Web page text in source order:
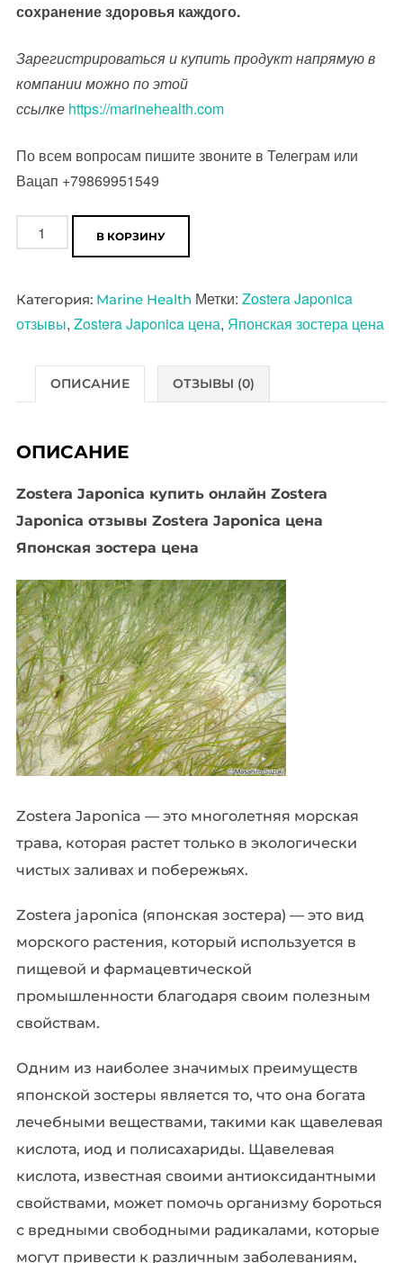
сохранение здоровья каждого.
Зарегистрироваться и купить продукт напрямую в
компании можно по этой
ссылке https://marinehealth.com
По всем вопросам пишите звоните в Телеграм или
Вацап +79869951549
Количество
товара
Japonica
купить
зостера
цена
Japonica
Zostera
Japonica
цена
В КОРЗИНУ
Категория: Marine Health Метки: Zostera Japonica
отзывы, Zostera Japonica цена, Японская зостера цена
ОПИСАНИЕ ОТЗЫВЫ (0)
ОПИСАНИЕ
Zostera Japonica купить онлайн Zostera
Japonica отзывы Zostera Japonica цена
Японская зостера цена
Zostera Japonica — это многолетняя морская
трава, которая растет только в экологически
чистых заливах и побережьях.
Zostera japonica (японская зостера) — это вид
морского растения, который используется в
пищевой и фармацевтической
промышленности благодаря своим полезным
свойствам.
Одним из наиболее значимых преимуществ
японской зостеры является то, что она богата
лечебными веществами, такими как щавелевая
кислота, иод и полисахариды. Щавелевая
кислота, известная своими антиоксидантными
свойствами, может помочь организму бороться
с вредными свободными радикалами, которые
могут привести к различным заболеваниям,